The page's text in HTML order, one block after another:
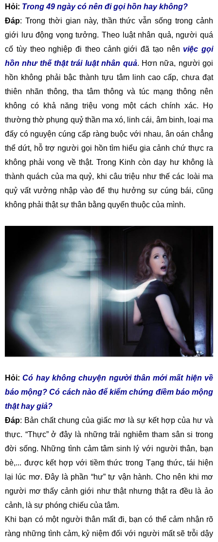
Hỏi: Trong 49 ngày có nên đi gọi hồn hay không?
Đáp: Trong thời gian này, thần thức vẫn sống trong cảnh
giới lưu động vọng tưởng. Theo luật nhân quả, người quá
cố tùy theo nghiệp đi theo cảnh giới đã tạo nên việc gọi
hồn như thế thật trái luật nhân quả. Hơn nữa, người gọi
hồn không phải bậc thành tựu tâm linh cao cấp, chưa đạt
thiên nhãn thông, tha tâm thông và túc mạng thông nên
không có khả năng triệu vong một cách chính xác. Họ
thường thờ phụng quỷ thần ma xó, linh cái, âm binh, loại ma
đấy có nguyện cúng cấp ràng buộc với nhau, ân oán chẳng
thể dứt, hỗ trợ người gọi hồn tìm hiểu gia cảnh chứ thực ra
không phải vong về thật. Trong Kinh còn dạy hư không là
thành quách của ma quỷ, khi câu triệu như thế các loài ma
quỷ vất vưởng nhập vào để thụ hưởng sự cúng bái, cũng
không phải thật sự thân bằng quyến thuộc của mình.
Hỏi:Có hay không chuyện người thân mới mất hiện về
báo mộng? Có cách nào để kiểm chứng điềm báo mộng
thật hay giả?
Đáp: Bản chất chung của giấc mơ là sự kết hợp của hư và
thực. “Thực” ở đây là những trải nghiêm tham sân si trong
đời sống. Những tình cảm tâm sinh lý với người thân, bạn
bè,... được kết hợp với tiềm thức trong Tạng thức, tái hiện
lại lúc mơ. Đây là phần “hư” tự vận hành. Cho nên khi mơ
người mơ thấy cảnh giới như thật nhưng thật ra đều là ảo
cảnh, là sự phóng chiếu của tâm.
Khi bạn có một người thân mất đi, bạn có thể cảm nhận rõ
ràng những tình cảm, kỷ niệm đối với người mất sẽ trỗi dậy